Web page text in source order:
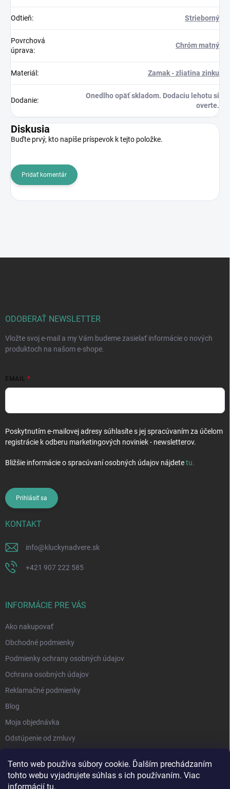
Tento web používa súbory cookie. Ďalším prechádzaním
tohto webu vyjadrujete súhlas s ich používaním. Viac
informácií tu.
Odtieň: Strieborný
Povrchová
úprava:
Chróm matný
Materiál : Zamak - zliatina zinku
Dodanie:
Onedlho opäť skladom. Dodaciu lehotu si
overte.
Diskusia
Buďte prvý, kto napíše príspevok k tejto položke.
Pridať komentár
ODOBERAŤ NEWSLETTER
Vložte svoj e-mail a my Vám budeme zasielať informácie o nových
produktoch na našom e-shope.
EMAIL
Poskytnutím e-mailovej adresy súhlasíte s jej spracúvaním za účelom
registrácie k odberu marketingových noviniek - newsletterov.
Bližšie informácie o spracúvaní osobných údajov nájdetetu.
Prihlásiť sa
KONTAKT
info@kluckynadvere.sk
+421 907 222 585
INFORMÁCIE PRE VÁS
Ako nakupovať
Obchodné podmienky
Podmienky ochrany osobných údajov
Ochrana osobných údajov
Reklamačné podmienky
Blog
Moja objednávka
Odstúpenie od zmluvy